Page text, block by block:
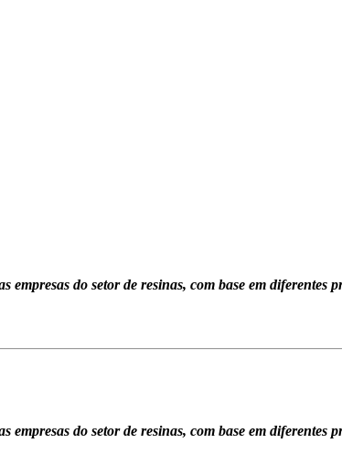
do setor de resinas, com base em diferentes
do setor de resinas, com base em diferentes